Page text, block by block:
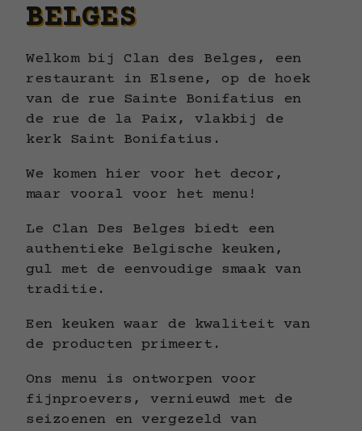
BELGES
Welkom bij Clan des Belges, een
restaurant in Elsene, op de hoek
van de rue Sainte Bonifatius en
de rue de la Paix, vlakbij de
kerk Saint Bonifatius.
We komen hier voor het decor,
maar vooral voor het menu!
Le Clan Des Belges biedt een
authentieke Belgische keuken,
gul met de eenvoudige smaak van
traditie.
Een keuken waar de kwaliteit van
de producten primeert.
Ons menu is ontworpen voor
fijnproevers, vernieuwd met de
seizoenen en vergezeld van